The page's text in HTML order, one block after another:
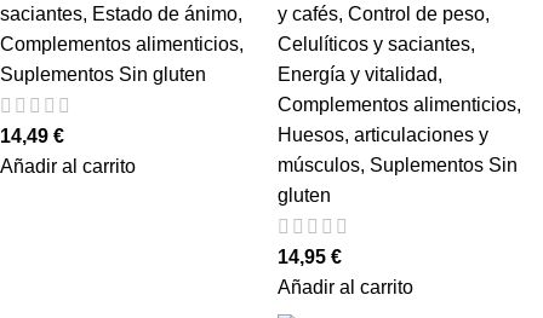
saciantes, Estado de ánimo,
Complementos alimenticios,
Suplementos Sin gluten
14,49 €
Añadir al carrito
y cafés, Control de peso,
Celulíticos y saciantes,
Energía y vitalidad,
Complementos alimenticios,
Huesos, articulaciones y
músculos, Suplementos Sin
gluten
14,95 €
Añadir al carrito